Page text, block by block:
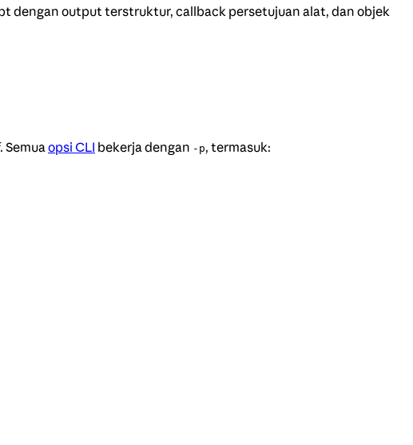
dengan output terstruktur, callback persetujuan alat, dan objek
opsi CLI bekerja dengan -p, termasuk: